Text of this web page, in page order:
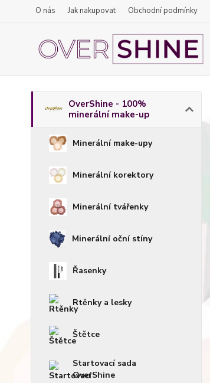
O nás Jak nakupovat Obchodní podmínky
OverShine - 100%
minerální make-up
Minerální make-upy
Minerální korektory
Minerální tvářenky
Minerální oční stíny
Řasenky
Rtěnky a lesky
Štětce
Startovací sada
OverShine